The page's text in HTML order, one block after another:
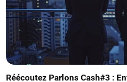
Réécoutez Parlons Cash#3 :